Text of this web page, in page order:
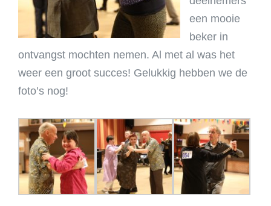
een mooie
beker in
ontvangst mochten nemen. Al met al was het
weer een groot succes! Gelukkig hebben we de
foto’s nog!